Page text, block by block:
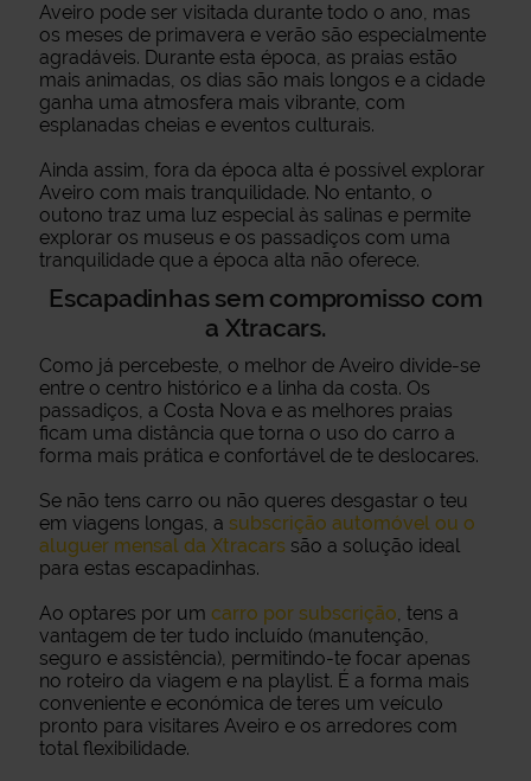
Aveiro pode ser visitada durante todo o ano, mas
os meses de primavera e verão são especialmente
agradáveis. Durante esta época, as praias estão
mais animadas, os dias são mais longos e a cidade
ganha uma atmosfera mais vibrante, com
esplanadas cheias e eventos culturais.
Ainda assim, fora da época alta é possível explorar
Aveiro com mais tranquilidade. No entanto, o
outono traz uma luz especial às salinas e permite
explorar os museus e os passadiços com uma
tranquilidade que a época alta não oferece.
Escapadinhas sem compromisso com
a Xtracars.
Como já percebeste, o melhor de Aveiro divide-se
entre o centro histórico e a linha da costa. Os
passadiços, a Costa Nova e as melhores praias
ficam uma distância que torna o uso do carro a
forma mais prática e confortável de te deslocares.
Se não tens carro ou não queres desgastar o teu
em viagens longas, a subscrição automóvel ou o
aluguer mensal da Xtracars são a solução ideal
para estas escapadinhas.
Ao optares por um carro por subscrição, tens a
vantagem de ter tudo incluído (manutenção,
seguro e assistência), permitindo-te focar apenas
no roteiro da viagem e na playlist. É a forma mais
conveniente e económica de teres um veículo
pronto para visitares Aveiro e os arredores com
total flexibilidade.